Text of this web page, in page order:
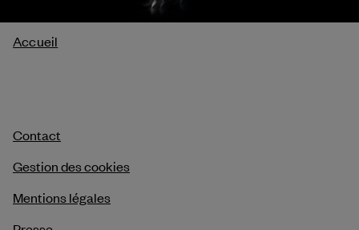
Fil
Accueil
Contact
Gestion des cookies
Mentions légales